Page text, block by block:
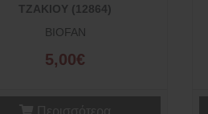
ΤΖΑΚΙΟΥ (12864)
BIOFAN
5,00€